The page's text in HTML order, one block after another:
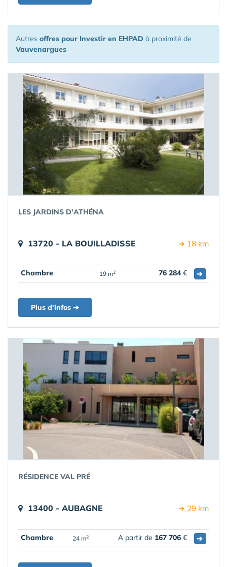
Autres offres pour Investir en EHPAD à proximité de
Vauvenargues
LES JARDINS D'ATHÉNA
13720 - LA BOUILLADISSE ➔ 18 km
Chambre 19 m2 76 284€ ➔
Plus d'infos ➔
RÉSIDENCE VAL PRÉ
13400 - AUBAGNE ➔ 29 km
Chambre 24 m2 A partir de 167 706 € ➔